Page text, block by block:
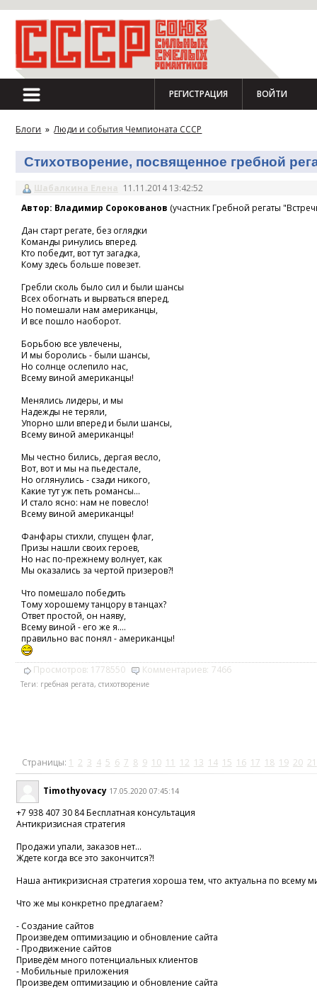
РЕГИСТРАЦИЯ ВОЙТИ
Блоги » Люди и события Чемпионата СССР
Стихотворение, посвященное гребной
Шабалкина Елена 11.11.2014 13:42:52
Автор: Владимир Сорокованов (участник Гребной регаты
Дан старт регате, без оглядки
Команды ринулись вперед.
Кто победит, вот тут загадка,
Кому здесь больше повезет.
Гребли сколь было сил и были шансы
Всех обогнать и вырваться вперед,
Но помешали нам американцы,
И все пошло наоборот.
Борьбою все увлечены,
И мы боролись - были шансы,
Но солнце ослепило нас,
Всему виной американцы!
Менялись лидеры, и мы
Надежды не теряли,
Упорно шли вперед и были шансы,
Всему виной американцы!
Мы честно бились, дергая весло,
Вот, вот и мы на пьедестале,
Но оглянулись - сзади никого,
Какие тут уж петь романсы...
И стало ясно: нам не повесло!
Всему виной американцы!
Фанфары стихли, спущен флаг,
Призы нашли своих героев,
Но нас по-прежнему волнует, как
Мы оказались за чертой призеров?!
Что помешало победить
Тому хорошему танцору в танцах?
Ответ простой, он наяву,
Всему виной - его же я....
правильно вас понял - американцы!
Просмотров: 1778550 Комментариев: 7466
Теги: гребная регата, стихотворение
Страницы: 1 2 3 4 5 6 7 8 9 10 11 12 13 14 15 16 17 18 19 20 21
Timothyovacy 17.05.2020 07:45:14
+7 938 407 30 84 Бесплатная консультация
Антикризисная стратегия
Продажи упали, заказов нет...
Ждете когда все это закончится?!
Наша антикризисная стратегия хороша тем, что актуальна по
Что же мы конкретно предлагаем?
- Создание сайтов
Произведем оптимизацию и обновление сайта
- Продвижение сайтов
Приведём много потенциальных клиентов
- Мобильные приложения
Произведем оптимизацию и обновление сайта